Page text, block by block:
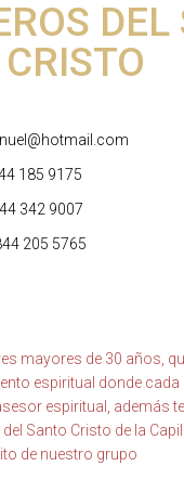
DEL
CRISTO
185 9175
342 9007
205 5765
mayores de 30 años,
espiritual donde
espiritual, además
Santo Cristo de la
de nuestro grupo